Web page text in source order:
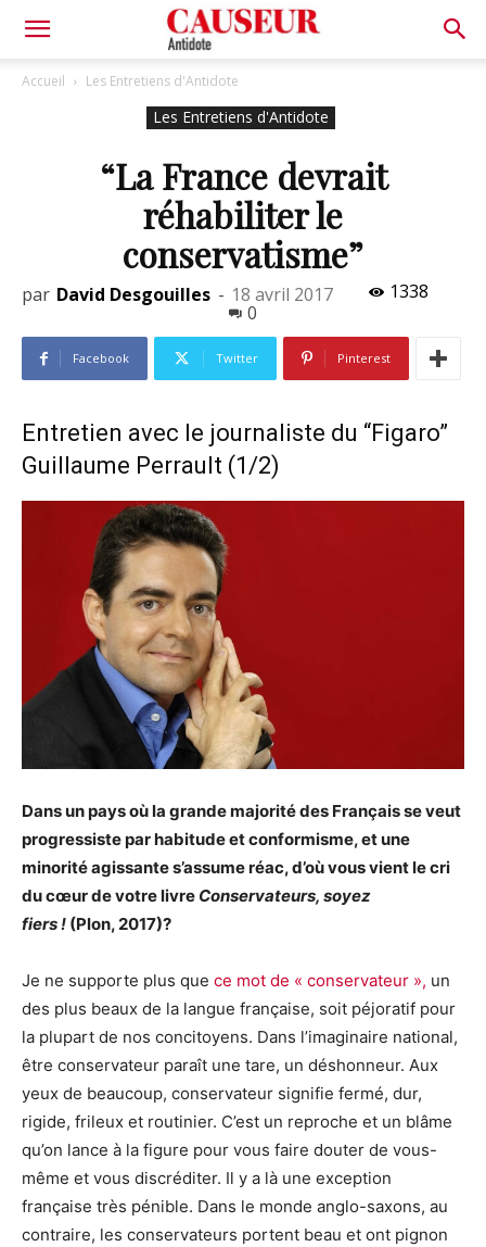
Antidote
Accueil Les Entretiens d'Antidote
Les Entretiens d'Antidote
“La France devrait
réhabiliter le
conservatisme”
par David Desgouilles - 18 avril 2017
1338
0
Facebook Twitter Pinterest
Entretien avec le journaliste du “Figaro”
Guillaume Perrault (1/2)
Dans un pays où la grande majorité des Français se veut
progressiste par habitude et conformisme, et une
minorité agissante s’assume réac, d’où vous vient le cri
du cœur de votre livre Conservateurs, soyez
fiers ! (Plon, 2017)?
Je ne supporte plus que ce mot de « conservateur », un
des plus beaux de la langue française, soit péjoratif pour
la plupart de nos concitoyens. Dans l’imaginaire national,
être conservateur paraît une tare, un déshonneur. Aux
yeux de beaucoup, conservateur signifie fermé, dur,
rigide, frileux et routinier. C’est un reproche et un blâme
qu’on lance à la figure pour vous faire douter de vous-
même et vous discréditer. Il y a là une exception
française très pénible. Dans le monde anglo-saxons, au
contraire, les conservateurs portent beau et ont pignon